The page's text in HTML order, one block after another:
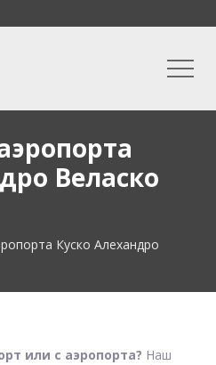
Веласко
Куско Алехандро
или с аэропорта? Наш